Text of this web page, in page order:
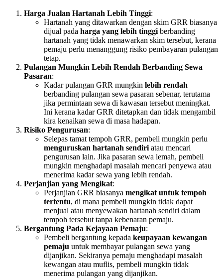
Harga Jualan Hartanah Lebih Tinggi:
Hartanah yang ditawarkan dengan skim GRR biasanya
dijual pada harga yang lebih tinggi berbanding
hartanah yang tidak menawarkan skim tersebut, kerana
pemaju perlu menanggung risiko pembayaran pulangan
tetap.
Pulangan Mungkin Lebih Rendah Berbanding Sewa
Pasaran:
Kadar pulangan GRR mungkin lebih rendah
berbanding pulangan sewa pasaran sebenar, terutama
jika permintaan sewa di kawasan tersebut meningkat.
Ini kerana kadar GRR ditetapkan dan tidak mengambil
kira kenaikan sewa di masa hadapan.
Risiko Pengurusan:
Selepas tamat tempoh GRR, pembeli mungkin perlu
menguruskan hartanah sendiri atau mencari
pengurusan lain. Jika pasaran sewa lemah, pembeli
mungkin menghadapi masalah mencari penyewa atau
menerima kadar sewa yang lebih rendah.
Perjanjian yang Mengikat:
Perjanjian GRR biasanya mengikat untuk tempoh
tertentu, di mana pembeli mungkin tidak dapat
menjual atau menyewakan hartanah sendiri dalam
tempoh tersebut tanpa kebenaran pemaju.
Bergantung Pada Kejayaan Pemaju:
Pembeli bergantung kepada keupayaan kewangan
pemaju untuk membayar pulangan sewa yang
dijanjikan. Sekiranya pemaju menghadapi masalah
kewangan atau muflis, pembeli mungkin tidak
menerima pulangan yang dijanjikan.